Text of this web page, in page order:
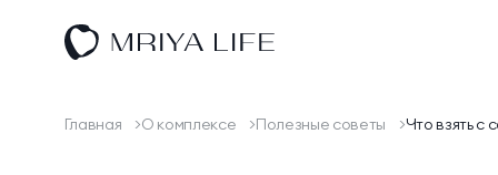
Главная О комплексе Полезные советы Что взять с
Оздоровление
Размещение